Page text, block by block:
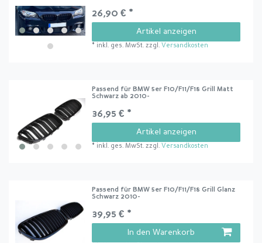
26,90 € *
Artikel anzeigen
* inkl. ges. MwSt. zzgl. Versandkosten
Passend für BMW 5er F10/F11/F18 Grill Matt
Schwarz ab 2010-
36,95 € *
Artikel anzeigen
* inkl. ges. MwSt. zzgl. Versandkosten
Passend für BMW 5er F10/F11/F18 Grill Glanz
Schwarz 2010-
39,95 € *
In den Warenkorb